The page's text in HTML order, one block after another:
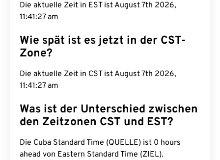
Die aktuelle Zeit in EST ist August 7th 2026,
11:41:28 am
Wie spät ist es jetzt in der CST-
Zone?
Die aktuelle Zeit in CST ist August 7th 2026,
11:41:28 am
Was ist der Unterschied zwischen
den Zeitzonen CST und EST?
Die Cuba Standard Time (QUELLE) ist 0 hours
ahead von Eastern Standard Time (ZIEL).